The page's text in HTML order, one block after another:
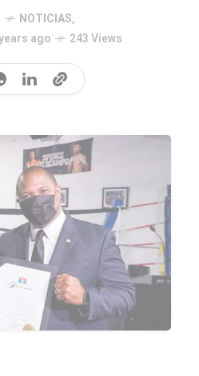
NOTICIAS,
ago 243 Views